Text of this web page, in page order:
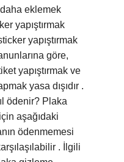
daha eklemek
yapıştırmak
yapıştırmak
göre,
yapıştırmak ve
yasa dışıdır .
ödenir? Plaka
aşağıdaki
ödenmemesi
. İlgili